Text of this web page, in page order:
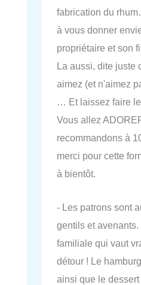
fabrication du
à vous donner
propriétaire et son
La aussi, dite juste
aimez (et n'aimez
… Et laissez faire
Vous allez
recommandons à
merci pour cette
à bientôt.
- Les patrons sont
gentils et
familiale qui vaut
détour ! Le
ainsi que le